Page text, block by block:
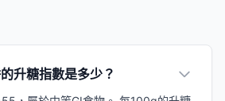
升糖指數是多少？